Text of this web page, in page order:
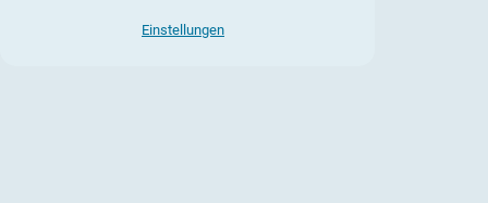
Einstellungen